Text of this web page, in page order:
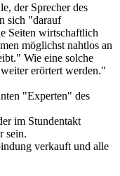
der Sprecher des
sich "darauf
Seiten wirtschaftlich
möglichst nahtlos an
Wie eine solche
erörtert werden."
"Experten" des
im Stundentakt
sein.
verkauft und alle